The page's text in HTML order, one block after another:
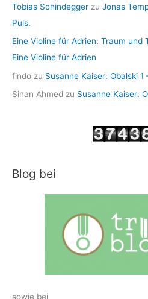
Tobias Schindegger zu Jonas
Puls.
Eine Violine für Adrien: Traum und
Eine Violine für Adrien
findo zu Susanne Kaiser: Obalski 1
Sinan Ahmed zu Susanne Kaiser:
Blog bei
sowie bei